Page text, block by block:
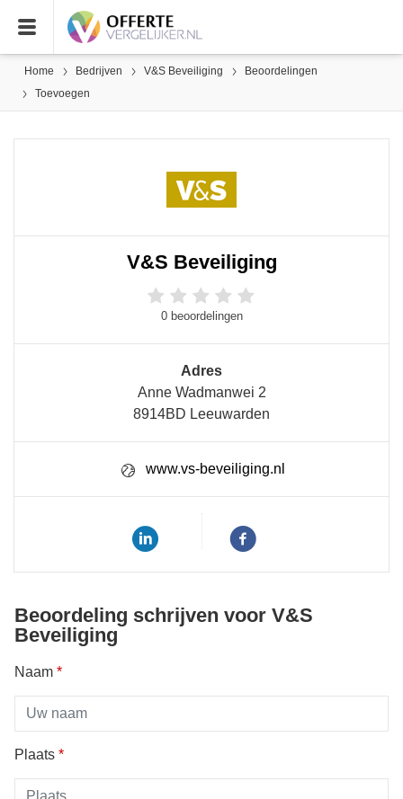
Home Bedrijven V&S Beveiliging
Beoordelingen
Toevoegen
V&S Beveiliging
0 beoordelingen
Adres
Anne Wadmanwei 2
8914BD Leeuwarden
www.vs-beveiliging.nl
Beoordeling schrijven voor V&S
Beveiliging
Naam *
Plaats *